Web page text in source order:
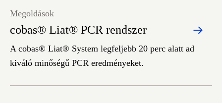
cobas® Liat® PCR rendszer
Megoldások
A cobas® Liat® System legfeljebb 20 perc alatt ad
kiváló minőségű PCR eredményeket.